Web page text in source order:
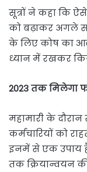
सूत्रों ने कहा कि
को बढ़ाकर अगले
के लिए कोष का
ध्यान में रखकर
2023 तक मिलेगा
महामारी के
कर्मचारियों को
इनमें से एक उपाय
तक क्रियान्वयन